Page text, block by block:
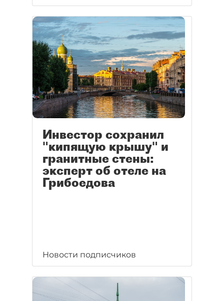
Инвестор сохранил
"кипящую крышу" и
гранитные стены:
эксперт об отеле на
Грибоедова
Новости подписчиков